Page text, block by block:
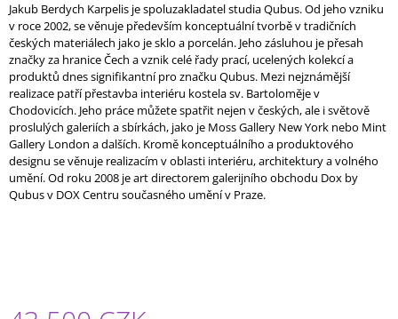
Jakub Berdych Karpelis je spoluzakladatel studia Qubus. Od jeho vzniku
v roce 2002, se věnuje především konceptuální tvorbě v tradičních
českých materiálech jako je sklo a porcelán. Jeho zásluhou je přesah
značky za hranice Čech a vznik celé řady prací, ucelených kolekcí a
produktů dnes signifikantní pro značku Qubus. Mezi nejznámější
realizace patří přestavba interiéru kostela sv. Bartoloměje v
Chodovicích. Jeho práce můžete spatřit nejen v českých, ale i světově
proslulých galeriích a sbírkách, jako je Moss Gallery New York nebo Mint
Gallery London a dalších. Kromě konceptuálního a produktového
designu se věnuje realizacím v oblasti interiéru, architektury a volného
umění. Od roku 2008 je art directorem galerijního obchodu Dox by
Qubus v DOX Centru současného umění v Praze.
WHITE